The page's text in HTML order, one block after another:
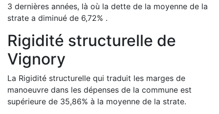
3 dernières années, là où la dette de la moyenne de la
strate a diminué de 6,72% .
Rigidité structurelle de
Vignory
La Rigidité structurelle qui traduit les marges de
manoeuvre dans les dépenses de la commune est
supérieure de 35,86% à la moyenne de la strate.